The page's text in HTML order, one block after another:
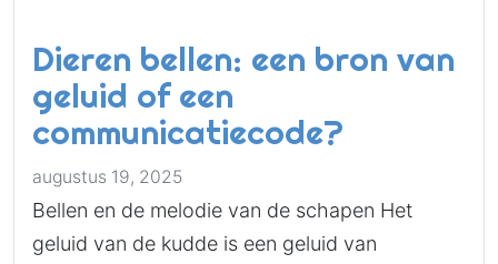
Dieren bellen: een bron van
geluid of een
communicatiecode?
augustus 19, 2025
Bellen en de melodie van de schapen Het
geluid van de kudde is een geluid van